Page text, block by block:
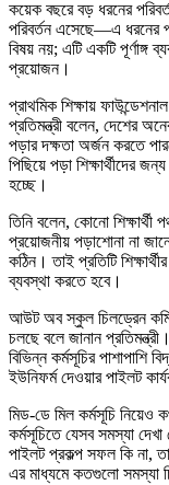
কয়েক বছরে বড় ধরনের
পরিবর্তন এসেছে—এ ধরনের
বিষয় নয়; এটি একটি পূর্ণাঙ্গ
প্রয়োজন।
প্রাথমিক শিক্ষায়
প্রতিমন্ত্রী বলেন, দেশের
পড়ার দক্ষতা অর্জন করতে
পিছিয়ে পড়া শিক্ষার্থীদের
হচ্ছে।
তিনি বলেন, কোনো শিক্ষার্থী
প্রয়োজনীয় পড়াশোনা না
কঠিন। তাই প্রতিটি
ব্যবস্থা করতে হবে।
আউট অব স্কুল চিলড্রেন
চলছে বলে জানান
বিভিন্ন কর্মসূচির পাশাপাশি
ইউনিফর্ম দেওয়ার পাইলট
মিড-ডে মিল কর্মসূচি নিয়েও
কর্মসূচিতে যেসব সমস্যা
পাইলট প্রকল্প সফল কি না,
এর মাধ্যমে কতগুলো সমস্যা